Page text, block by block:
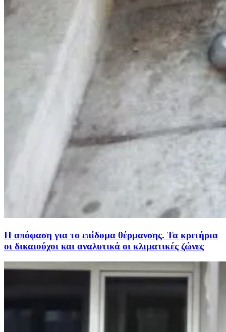
Η απόφαση για το επίδομα θέρμανσης. Τα κριτήρια
οι δικαιούχοι και αναλυτικά οι κλιματικές ζώνες